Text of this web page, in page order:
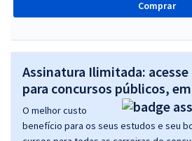
Comprar
Assinatura Ilimitada:
para concursos públicos,
O melhor custo
benefício para os seus estudos e seu